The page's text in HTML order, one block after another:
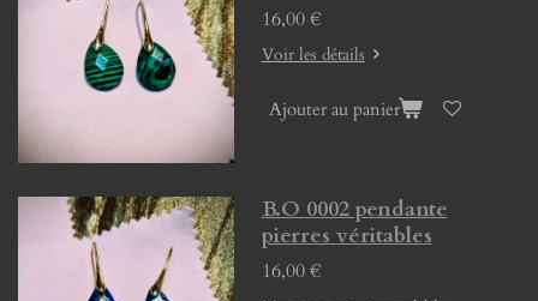
16,00 €
Voir les détails
Ajouter au panier
B.O 0002 pendante
pierres véritables
16,00 €